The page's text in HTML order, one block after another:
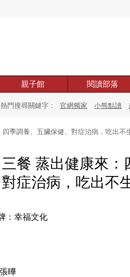
親子館 閱讀部落
熱門搜尋關鍵字： 官網獨家 小熊點讀
季調養、五臟保健、對症治病，吃出不
餐 蒸出健康來：
症治病，吃出不
：幸福文化
張曄